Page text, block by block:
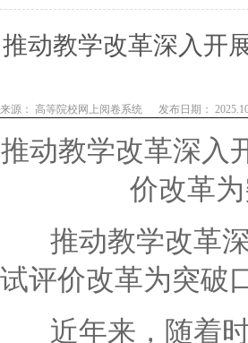
推动教学改革深入开
来源： 高等院校网上阅卷系统 发布日期：
推动教学改革深入
价改革
推动教学改革深
试评价改革为突破
近年来，随着时